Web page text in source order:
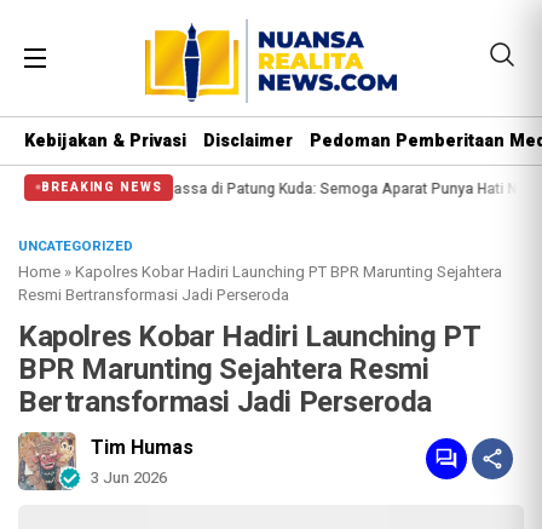
Kebijakan & Privasi Disclaimer Pedoman Pemberitaan
BREAKING NEWS
di Patung Kuda: Semoga Aparat Punya Hati Nurani Massa Reuni 212
UNCATEGORIZED
Home »‎Kapolres Kobar Hadiri Launching PT BPR Marunting Sejahtera
Resmi Bertransformasi Jadi Perseroda
‎Kapolres Kobar Hadiri Launching PT
BPR Marunting Sejahtera Resmi
Bertransformasi Jadi Perseroda
Tim Humas
3 Jun 2026